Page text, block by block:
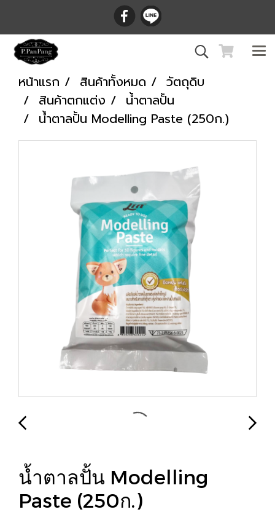
หน้าแรก สินค้าทั้งหมด
วัตถุดิบ
สินค้าตกแต่ง
น้ำตาลปั้น
น้ำตาลปั้น Modelling Paste (250ก.)
น้ำตาลปั้น Modelling
Paste (250ก.)